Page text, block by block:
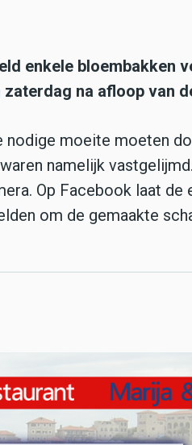
enkele bloembakken
na afloop van
nodige moeite moeten
namelijk
Op Facebook laat de
om de gemaakte